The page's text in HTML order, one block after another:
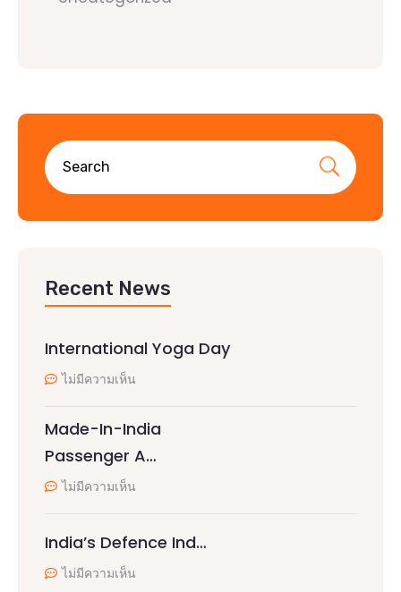
Recent News
International Yoga Day
ไม่มีความเห็น
Made-In-India
Passenger A…
ไม่มีความเห็น
India’s Defence Ind…
ไม่มีความเห็น